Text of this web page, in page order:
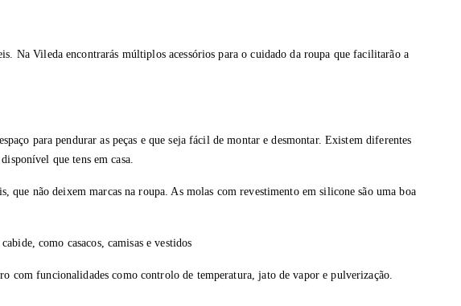
Na Vileda encontrarás múltiplos acessórios para o cuidado da roupa que facilitarão a
para pendurar as peças e que seja fácil de montar e desmontar. Existem diferentes
que tens em casa.
que não deixem marcas na roupa. As molas com revestimento em silicone são uma boa
como casacos, camisas e vestidos
com funcionalidades como controlo de temperatura, jato de vapor e pulverização.